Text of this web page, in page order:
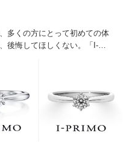
多くの方にとって初めての体
後悔してほしくない。「I-
ング選びの最初の一歩をご一
へ。